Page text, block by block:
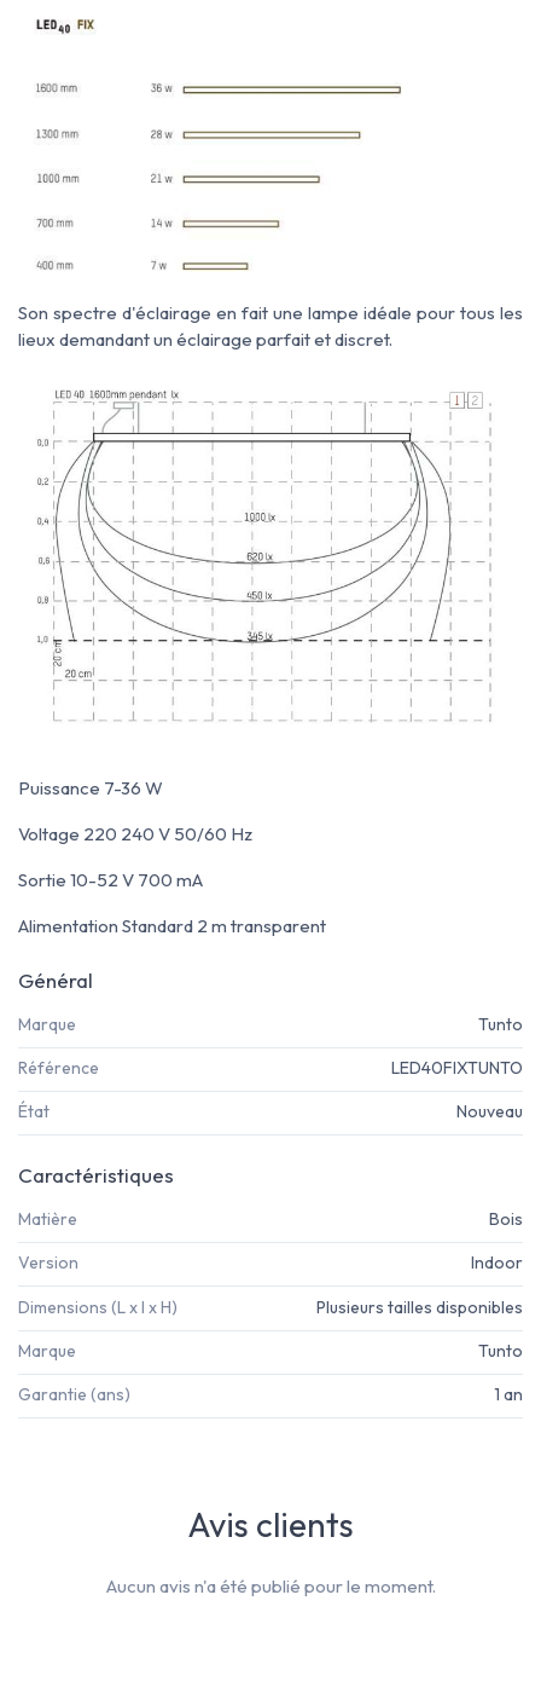
Son spectre d'éclairage en fait une lampe idéale pour tous les
lieux demandant un éclairage parfait et discret.
Puissance 7-36 W
Voltage 220 240 V 50/60 Hz
Sortie 10-52 V 700 mA
Alimentation Standard 2 m transparent
Général
Marque Tunto
Référence LED40FIXTUNTO
État Nouveau
Caractéristiques
Matière Bois
Version Indoor
Dimensions (L x l x H) Plusieurs tailles disponibles
Marque Tunto
Garantie (ans) 1 an
Avis clients
Aucun avis n'a été publié pour le moment.